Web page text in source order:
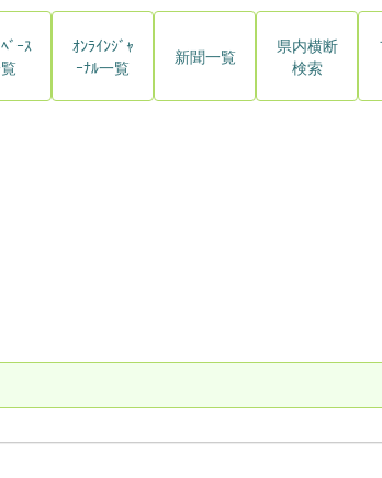
ﾞｰｽ
ｵﾝﾗｲﾝｼﾞｬ
ｰﾅﾙ一覧
新聞一覧
県内横断
検索